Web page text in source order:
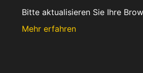
Bitte aktualisieren Sie Ihre
Mehr erfahren